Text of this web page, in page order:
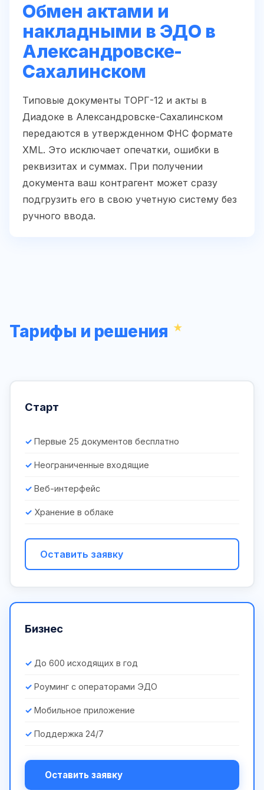
Обмен актами и
накладными в ЭДО в
Александровске-
Сахалинском
Типовые документы ТОРГ-12 и акты в
Диадоке в Александровске-Сахалинском
передаются в утвержденном ФНС формате
XML. Это исключает опечатки, ошибки в
реквизитах и суммах. При получении
документа ваш контрагент может сразу
подгрузить его в свою учетную систему без
ручного ввода.
Тарифы и решения
Старт
Первые 25 документов бесплатно
Неограниченные входящие
Веб-интерфейс
Хранение в облаке
Оставить заявку
Бизнес
До 600 исходящих в год
Роуминг с операторами ЭДО
Мобильное приложение
Поддержка 24/7
Оставить заявку